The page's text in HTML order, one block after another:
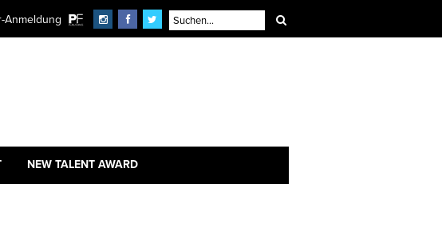
Anmeldung
NEW TALENT AWARD